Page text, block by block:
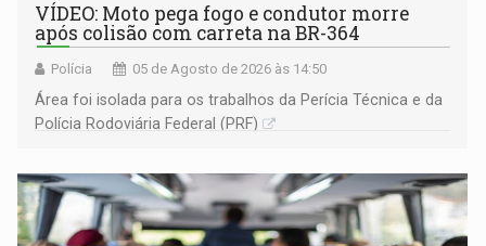
VÍDEO: Moto pega fogo e condutor morre
após colisão com carreta na BR-364
Polícia 05 de Agosto de 2026 às 14:50
Área foi isolada para os trabalhos da Perícia Técnica e da
Polícia Rodoviária Federal (PRF)